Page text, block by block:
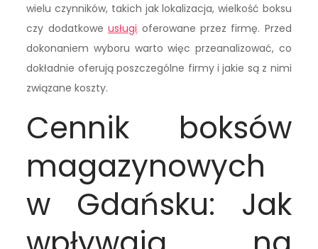
wielu czynników, takich jak lokalizacja, wielkość boksu
czy dodatkoweusługi oferowane przez firmę. Przed
dokonaniem wyboru warto więc przeanalizować, co
dokładnie oferują poszczególne firmy i jakie są z nimi
związane koszty.
Cennik boksów
magazynowych
w Gdańsku: Jak